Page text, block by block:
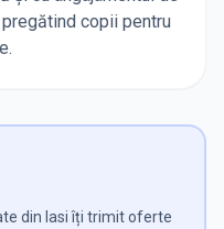
copii pentru
din Iasi îți trimit oferte